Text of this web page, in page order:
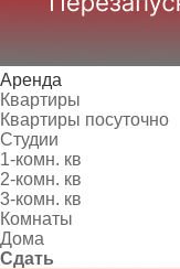
Аренда
Квартиры
Квартиры посуточно
Студии
1-комн. кв
2-комн. кв
3-комн. кв
Комнаты
Дома
Сдать